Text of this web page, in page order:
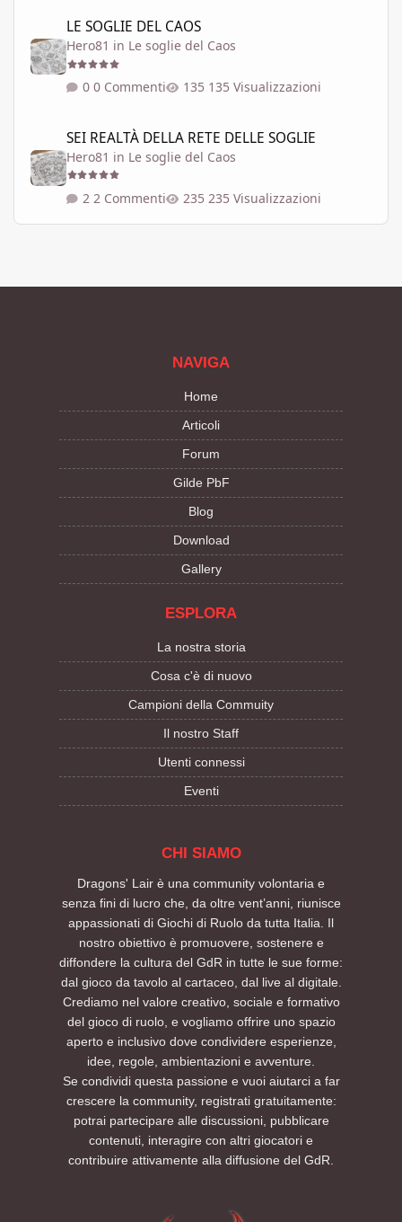
LE SOGLIE DEL CAOS
Hero81 in Le soglie del Caos
0 Commenti 135 Visualizzazioni
SEI REALTÀ DELLA RETE DELLE SOGLIE
Hero81 in Le soglie del Caos
2 Commenti 235 Visualizzazioni
NAVIGA
Home
Articoli
Forum
Gilde PbF
Blog
Download
Gallery
ESPLORA
La nostra storia
Cosa c'è di nuovo
Campioni della Commuity
Il nostro Staff
Utenti connessi
Eventi
CHI SIAMO
Dragons' Lair è una community volontaria e
senza fini di lucro che, da oltre vent’anni, riunisce
appassionati di Giochi di Ruolo da tutta Italia. Il
nostro obiettivo è promuovere, sostenere e
diffondere la cultura del GdR in tutte le sue forme:
dal gioco da tavolo al cartaceo, dal live al digitale.
Crediamo nel valore creativo, sociale e formativo
del gioco di ruolo, e vogliamo offrire uno spazio
aperto e inclusivo dove condividere esperienze,
idee, regole, ambientazioni e avventure.
Se condividi questa passione e vuoi aiutarci a far
crescere la community, registrati gratuitamente:
potrai partecipare alle discussioni, pubblicare
contenuti, interagire con altri giocatori e
contribuire attivamente alla diffusione del GdR.